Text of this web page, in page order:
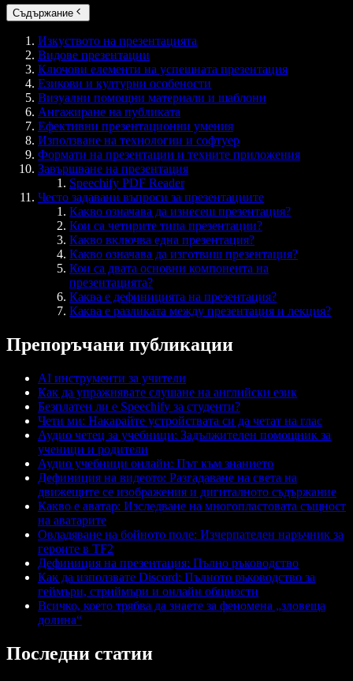
Съдържание
Изкуството на презентацията
Видове презентации
Ключови елементи на успешната презентация
Езикови и културни особености
Визуални помощни материали и шаблони
Ангажиране на публиката
Ефективни презентационни умения
Използване на технологии и софтуер
Формати на презентации и техните приложения
Завършване на презентация
Speechify PDF Reader
Често задавани въпроси за презентациите
Какво означава да изнесеш презентация?
Кои са четирите типа презентации?
Какво включва една презентация?
Какво означава да изготвиш презентация?
Кои са двата основни компонента на
презентацията?
Каква е дефиницията на презентация?
Каква е разликата между презентация и лекция?
Препоръчани публикации
AI инструменти за учители
Как да упражнявате слушане на английски език
Безплатен ли е Speechify за студенти?
Чети ми: Накарайте устройствата си да четат на глас
Аудио четец за учебници: Задължителен помощник за
ученици и родители
Аудио учебници онлайн: Път към знанието
Дефиниция на видеото: Разгадаване на света на
движещите се изображения и дигиталното съдържание
Какво е аватар: Изследване на многопластовата същност
на аватарите
Овладяване на бойното поле: Изчерпателен наръчник за
героите в TF2
Дефиниция на презентация: Пълно ръководство
Как да използвате Discord: Пълното ръководство за
геймъри, стриймъри и онлайн общности
Всичко, което трябва да знаете за феномена „зловеща
долина“
Последни статии